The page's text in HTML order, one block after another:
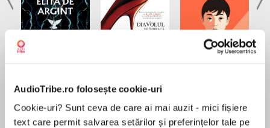
AudioTribe.ro folosește cookie-uri
Cookie-uri? Sunt ceva de care ai mai auzit - mici fișiere
text care permit salvarea setărilor și preferințelor tale pe